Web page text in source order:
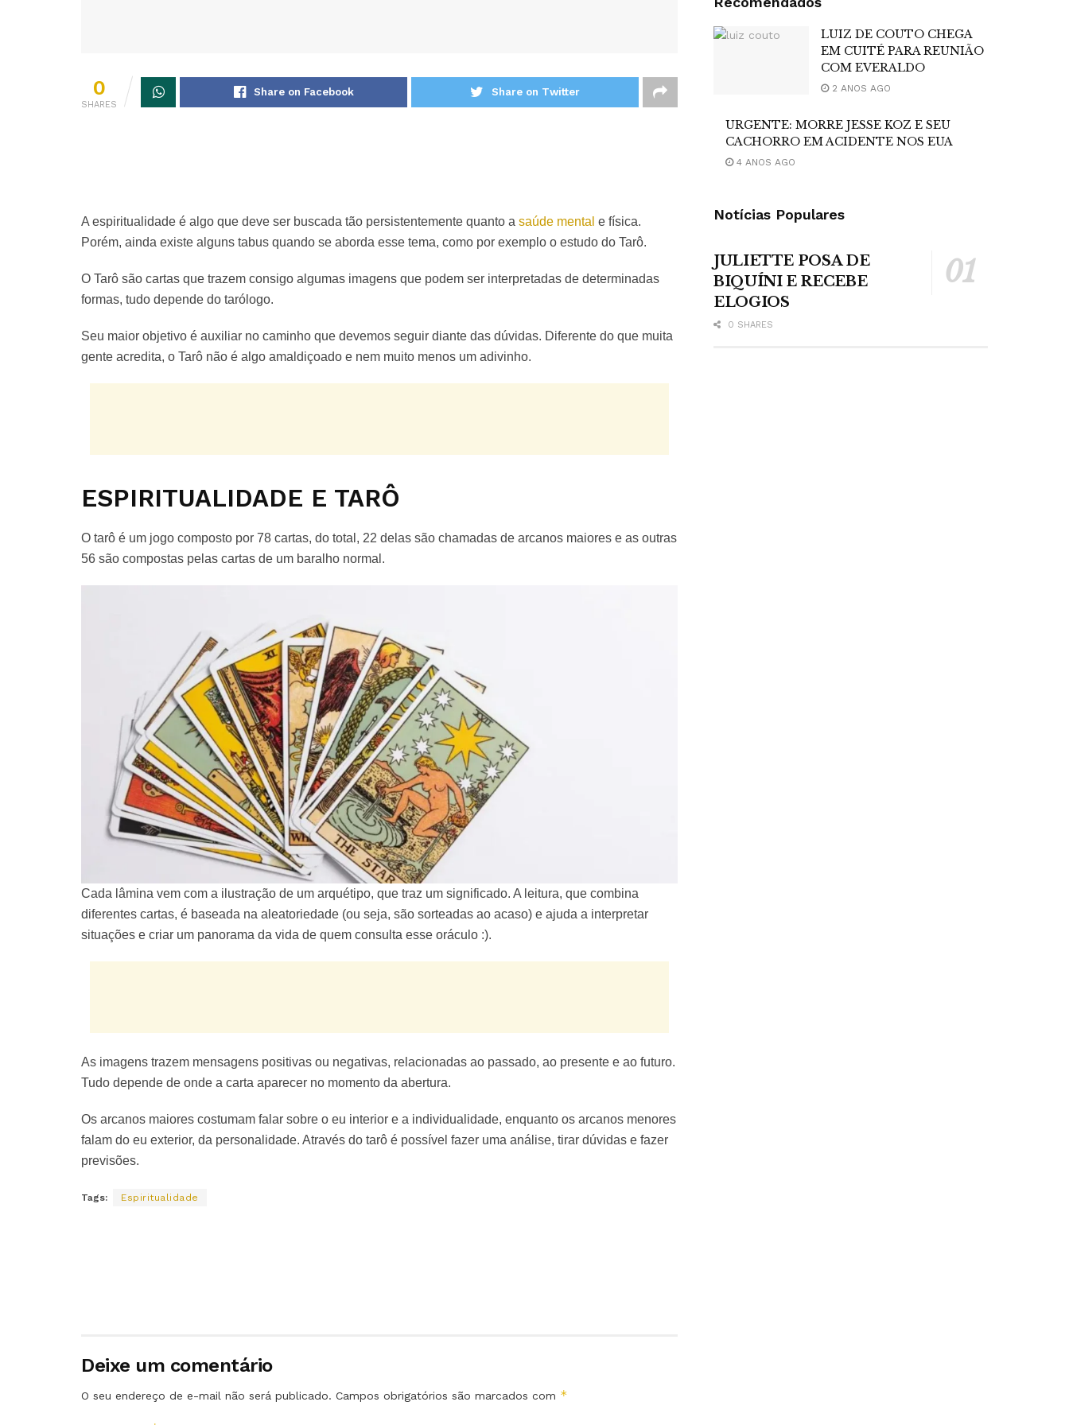
0
SHARES
Share on Facebook Share on Twitter
A espiritualidade é algo que deve ser buscada tão persistentemente quanto a saúde mental e física.
Porém, ainda existe alguns tabus quando se aborda esse tema, como por exemplo o estudo do Tarô.
O Tarô são cartas que trazem consigo algumas imagens que podem ser interpretadas de determinadas
formas, tudo depende do tarólogo.
Seu maior objetivo é auxiliar no caminho que devemos seguir diante das dúvidas. Diferente do que muita
gente acredita, o Tarô não é algo amaldiçoado e nem muito menos um adivinho.
ESPIRITUALIDADE E TARÔ
O tarô é um jogo composto por 78 cartas, do total, 22 delas são chamadas de arcanos maiores e as outras
56 são compostas pelas cartas de um baralho normal.
Cada lâmina vem com a ilustração de um arquétipo, que traz um significado. A leitura, que combina
diferentes cartas, é baseada na aleatoriedade (ou seja, são sorteadas ao acaso) e ajuda a interpretar
situações e criar um panorama da vida de quem consulta esse oráculo :).
As imagens trazem mensagens positivas ou negativas, relacionadas ao passado, ao presente e ao futuro.
Tudo depende de onde a carta aparecer no momento da abertura.
Os arcanos maiores costumam falar sobre o eu interior e a individualidade, enquanto os arcanos menores
falam do eu exterior, da personalidade. Através do tarô é possível fazer uma análise, tirar dúvidas e fazer
previsões.
Tags: Espiritualidade
Deixe um comentário
O seu endereço de e-mail não será publicado. Campos obrigatórios são marcados com *
LUIZ DE COUTO CHEGA
EM CUITÉ PARA REUNIÃO
COM EVERALDO
2 ANOS AGO
URGENTE: MORRE JESSE KOZ E SEU
CACHORRO EM ACIDENTE NOS EUA
4 ANOS AGO
Notícias Populares
JULIETTE POSA DE
BIQUÍNI E RECEBE
ELOGIOS
0 SHARES